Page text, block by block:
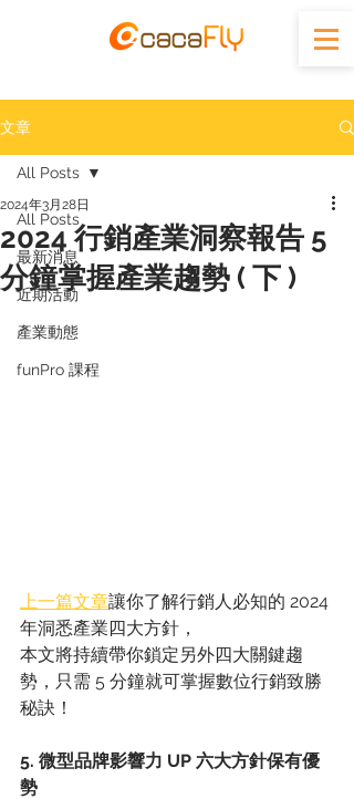
文章
All Posts
最新消息
近期活動
產業動態
funPro 課程
All Posts
2024 行銷產業洞察報告 5
分鐘掌握產業趨勢 ( 下 )
2024年3月28日
上一篇文章讓你了解行銷人必知的 2024
年洞悉產業四大方針，
本文將持續帶你鎖定另外四大關鍵趨
勢，只需 5 分鐘就可掌握數位行銷致勝
秘訣！
5. 微型品牌影響力 UP 六大方針保有優
勢